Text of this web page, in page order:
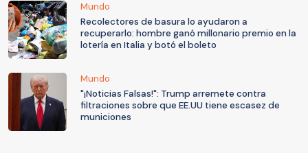
Mundo
Recolectores de basura lo ayudaron a
recuperarlo: hombre ganó millonario premio en la
lotería en Italia y botó el boleto
Mundo
"¡Noticias Falsas!": Trump arremete contra
filtraciones sobre que EE.UU tiene escasez de
municiones